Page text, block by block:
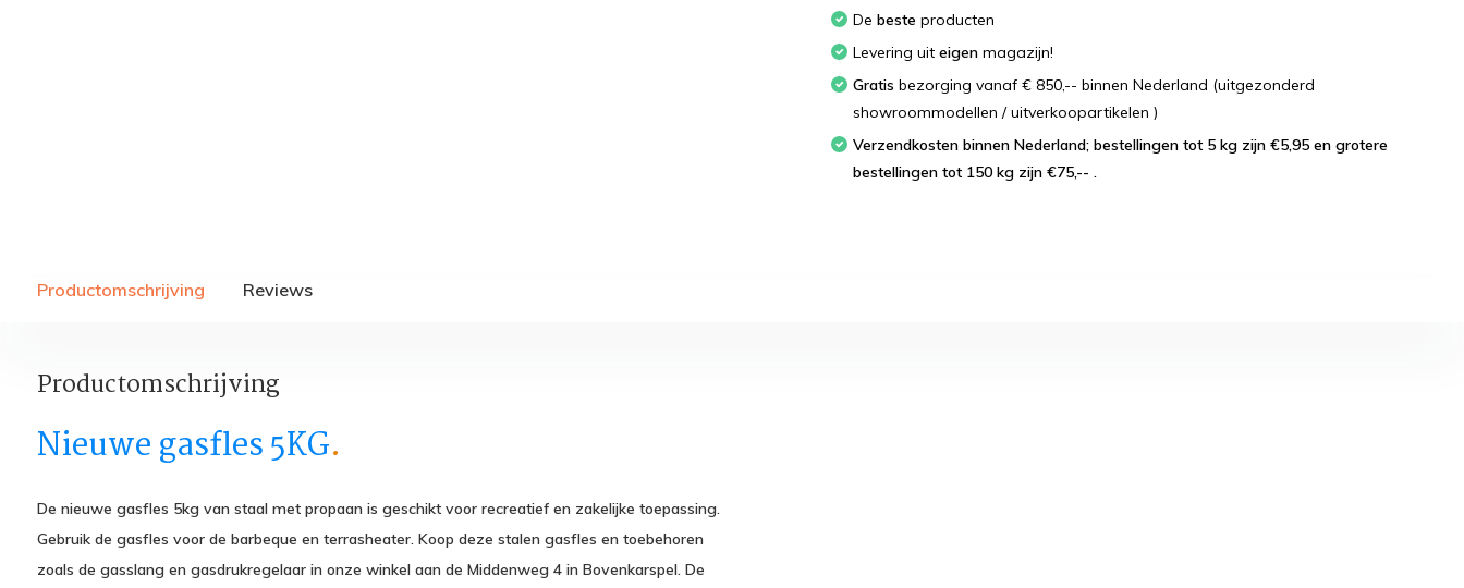
Debeste producten
Levering uiteigen magazijn!
Gratis bezorging vanaf € 850,-- binnen Nederland (uitgezonderd
showroommodellen / uitverkoopartikelen )
Verzendkosten binnen Nederland; bestellingen tot 5 kg zijn €5,95 en grotere
bestellingen tot 150 kg zijn €75,-- .
Productomschrijving Reviews
Productomschrijving
Nieuwe gasfles 5KG.
De nieuwe gasfles 5kg van staal met propaan is geschikt voor recreatief en zakelijke toepassing.
Gebruik de gasfles voor de barbeque en terrasheater. Koop deze stalen gasfles en toebehoren
zoals de gasslang en gasdrukregelaar in onze winkel aan de Middenweg 4 in Bovenkarspel. De